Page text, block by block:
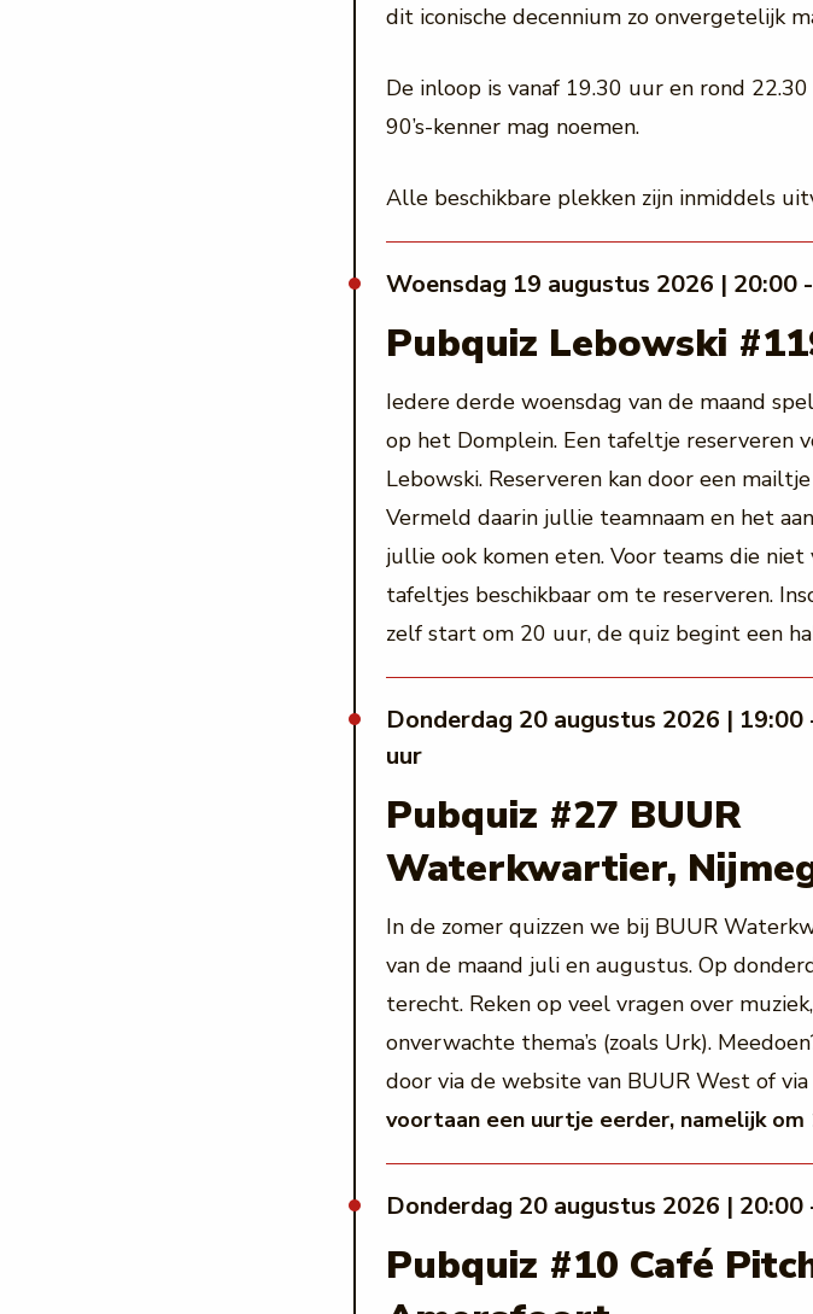
dit iconische decennium zo onvergetelijk
De inloop is vanaf 19.30 uur en rond
90’s-kenner mag noemen.
Alle beschikbare plekken zijn inmiddels
woensdag 19 augustus 2026 | 20:00
Pubquiz Lebowski
Iedere derde woensdag van de maand
op het Domplein. Een tafeltje reserveren
Lebowski. Reserveren kan door een
Vermeld daarin jullie teamnaam en het
jullie ook komen eten. Voor teams die
tafeltjes beschikbaar om te reserveren.
zelf start om 20 uur, de quiz begint een
donderdag 20 augustus 2026 | 19:00 - 22:00
uur
Pubquiz #27 BUUR
Waterkwartier,
In de zomer quizzen we bij BUUR
van de maand juli en augustus. Op
terecht. Reken op veel vragen over
onverwachte thema’s (zoals Urk).
door via de website van BUUR West of
voortaan een uurtje eerder, namelijk om
donderdag 20 augustus 2026 |
Pubquiz #10 Café